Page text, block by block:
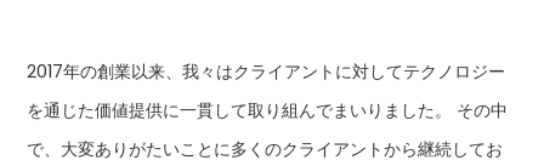
2017年の創業以来、我々はクライアントに対してテクノロジー
を通じた価値提供に一貫して取り組んでまいりました。 その中
で、大変ありがたいことに多くのクライアントから継続してお